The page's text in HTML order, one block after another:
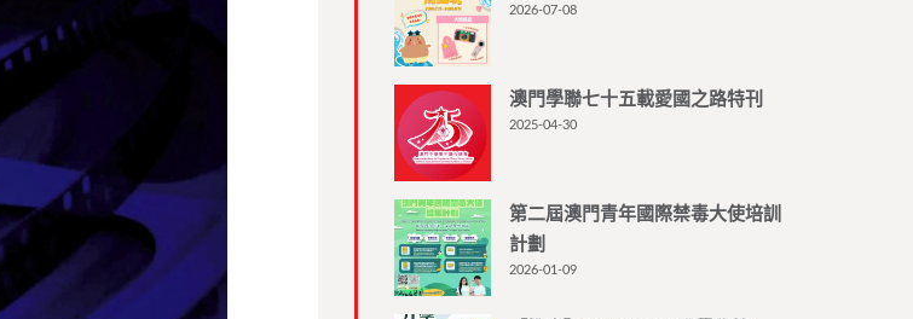
2026-07-08
澳門學聯七十五載愛國之路特刊
2025-04-30
第二屆澳門青年國際禁毒大使培訓
計劃
2026-01-09